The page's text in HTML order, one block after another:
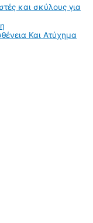
και σκύλους για
Και Ατύχημα